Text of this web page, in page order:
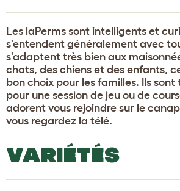
Les laPerms sont intelligents et
s'entendent généralement avec
s'adaptent très bien aux
chats, des chiens et des enfants,
bon choix pour les familles. Ils
pour une session de jeu ou de
adorent vous rejoindre sur le
vous regardez la télé.
VARIÉTÉS